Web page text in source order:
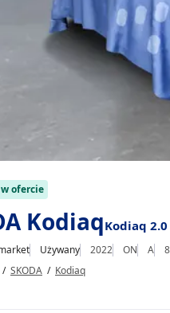
ofercie
KodiaqKodiaq
Używany 2022 ON A
/ SKODA / Kodiaq